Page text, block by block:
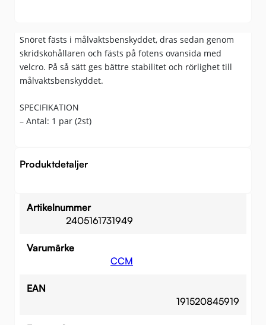
Snöret fästs i målvaktsbenskyddet, dras sedan genom
skridskohållaren och fästs på fotens ovansida med
velcro. På så sätt ges bättre stabilitet och rörlighet till
målvaktsbenskyddet.
SPECIFIKATION
– Antal: 1 par (2st)
Produktdetaljer
Artikelnummer
2405161731949
Varumärke
CCM
EAN
191520845919